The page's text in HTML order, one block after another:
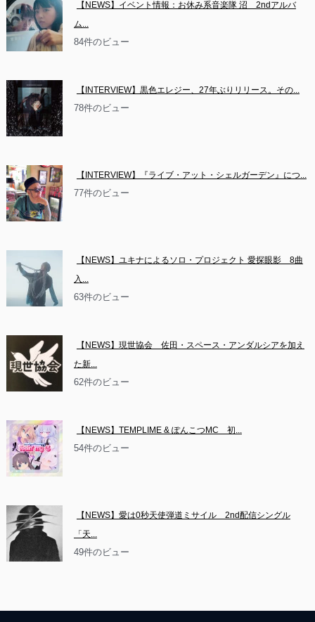
【NEWS】イベント情報：お休み系音楽隊 沼　2ndアルバ
ム...
84件のビュー
【INTERVIEW】黒色エレジー、27年ぶりリリース。その...
78件のビュー
【INTERVIEW】『ライブ・アット・シェルガーデン』につ...
77件のビュー
【NEWS】ユキナによるソロ・プロジェクト 愛探眼影　8曲
入...
63件のビュー
【NEWS】現世協会　佐田・スペース・アンダルシアを加え
た新...
62件のビュー
【NEWS】TEMPLIME & ぽんこつMC　初...
54件のビュー
【NEWS】愛は0秒天使弾道ミサイル　2nd配信シングル
「天...
49件のビュー